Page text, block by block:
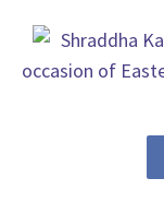
Shraddha
occasion of